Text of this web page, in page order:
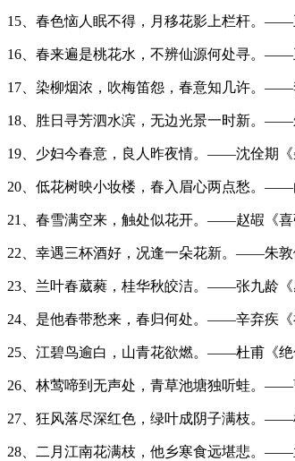
15、春色恼人眠不得，月移花影上栏杆。——
16、春来遍是桃花水，不辨仙源何处寻。——
17、染柳烟浓，吹梅笛怨，春意知几许。——
18、胜日寻芳泗水滨，无边光景一时新。——
19、少妇今春意，良人昨夜情。——沈佺期《
20、低花树映小妆楼，春入眉心两点愁。——
21、春雪满空来，触处似花开。——赵嘏《喜
22、幸遇三杯酒好，况逢一朵花新。——朱敦
23、兰叶春葳蕤，桂华秋皎洁。——张九龄《
24、是他春带愁来，春归何处。——辛弃疾《
25、江碧鸟逾白，山青花欲燃。——杜甫《绝
26、林莺啼到无声处，青草池塘独听蛙。——
27、狂风落尽深红色，绿叶成阴子满枝。——
28、二月江南花满枝，他乡寒食远堪悲。——